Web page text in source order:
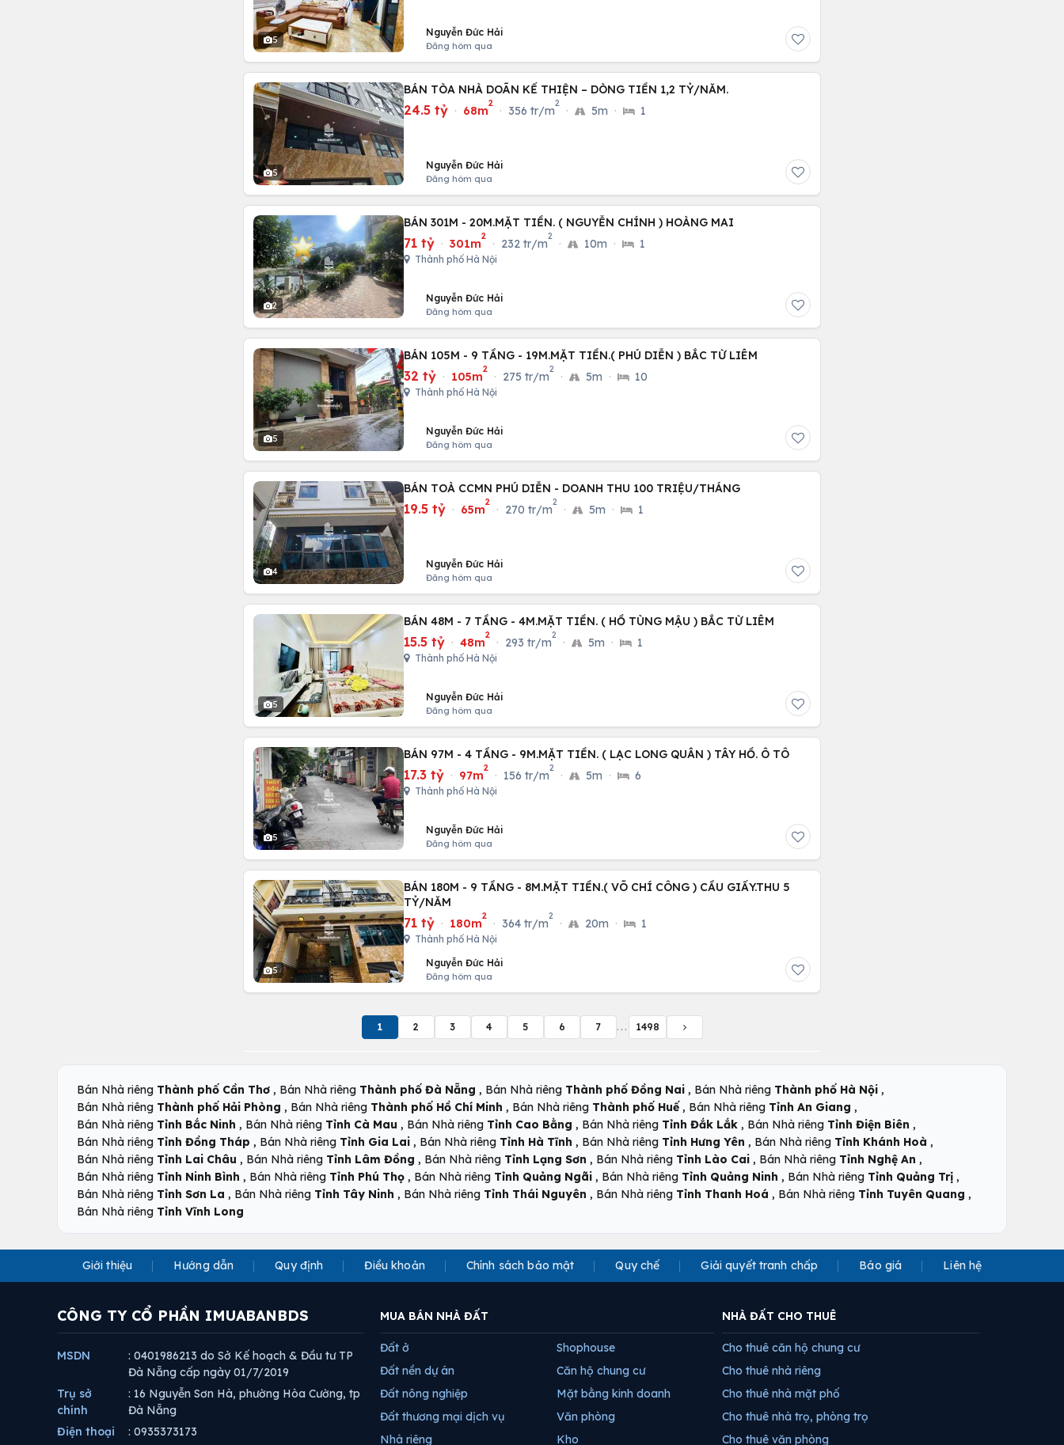
5
Nguyễn Đức Hải
Đăng hôm qua
5
BÁN TÒA NHÀ DOÃN KẾ THIỆN – DÒNG TIỀN 1,2 TỶ/NĂM.
24.5 tỷ · 68m
2
· 356 tr/m
2
· 5m · 1
Nguyễn Đức Hải
Đăng hôm qua
2
BÁN 301M - 20M.MẶT TIỀN. ( NGUYỄN CHÍNH ) HOÀNG MAI
71 tỷ · 301m
2
· 232 tr/m
2
· 10m · 1
Thành phố Hà Nội
Nguyễn Đức Hải
Đăng hôm qua
5
BÁN 105M - 9 TẦNG - 19M.MẶT TIỀN.( PHÚ DIỄN ) BẮC TỪ LIÊM
32 tỷ · 105m
2
· 275 tr/m
2
· 5m · 10
Thành phố Hà Nội
Nguyễn Đức Hải
Đăng hôm qua
4
BÁN TOÀ CCMN PHÚ DIỄN - DOANH THU 100 TRIỆU/THÁNG
19.5 tỷ · 65m
2
· 270 tr/m
2
· 5m · 1
Nguyễn Đức Hải
Đăng hôm qua
5
BÁN 48M - 7 TẦNG - 4M.MẶT TIỀN. ( HỒ TÙNG MẬU ) BẮC TỪ LIÊM
15.5 tỷ · 48m
2
· 293 tr/m
2
· 5m · 1
Thành phố Hà Nội
Nguyễn Đức Hải
Đăng hôm qua
5
BÁN 97M - 4 TẦNG - 9M.MẶT TIỀN. ( LẠC LONG QUÂN ) TÂY HỒ. Ô TÔ
17.3 tỷ · 97m
2
· 156 tr/m
2
· 5m · 6
Thành phố Hà Nội
Nguyễn Đức Hải
Đăng hôm qua
5
BÁN 180M - 9 TẦNG - 8M.MẶT TIỀN.( VÕ CHÍ CÔNG ) CẦU GIẤY.THU 5
TỶ/NĂM
71 tỷ · 180m
2
· 364 tr/m
2
· 20m · 1
Thành phố Hà Nội
Nguyễn Đức Hải
Đăng hôm qua
1 2 3 4 5 6 7 ... 1498
Bán Nhà riêng Thành phố Cần Thơ , Bán Nhà riêng Thành phố Đà Nẵng , Bán Nhà riêng Thành phố Đồng Nai , Bán Nhà riêng Thành phố Hà Nội ,
Bán Nhà riêng Thành phố Hải Phòng , Bán Nhà riêng Thành phố Hồ Chí Minh , Bán Nhà riêng Thành phố Huế , Bán Nhà riêng Tỉnh An Giang ,
Bán Nhà riêng Tỉnh Bắc Ninh , Bán Nhà riêng Tỉnh Cà Mau , Bán Nhà riêng Tỉnh Cao Bằng , Bán Nhà riêng Tỉnh Đắk Lắk , Bán Nhà riêng Tỉnh Điện Biên ,
Bán Nhà riêng Tỉnh Đồng Tháp , Bán Nhà riêng Tỉnh Gia Lai , Bán Nhà riêng Tỉnh Hà Tĩnh , Bán Nhà riêng Tỉnh Hưng Yên , Bán Nhà riêng Tỉnh Khánh Hoà ,
Bán Nhà riêng Tỉnh Lai Châu , Bán Nhà riêng Tỉnh Lâm Đồng , Bán Nhà riêng Tỉnh Lạng Sơn , Bán Nhà riêng Tỉnh Lào Cai , Bán Nhà riêng Tỉnh Nghệ An ,
Bán Nhà riêng Tỉnh Ninh Bình , Bán Nhà riêng Tỉnh Phú Thọ , Bán Nhà riêng Tỉnh Quảng Ngãi , Bán Nhà riêng Tỉnh Quảng Ninh , Bán Nhà riêng Tỉnh Quảng Trị ,
Bán Nhà riêng Tỉnh Sơn La , Bán Nhà riêng Tỉnh Tây Ninh , Bán Nhà riêng Tỉnh Thái Nguyên , Bán Nhà riêng Tỉnh Thanh Hoá , Bán Nhà riêng Tỉnh Tuyên Quang ,
Bán Nhà riêng Tỉnh Vĩnh Long
Giới thiệu Hướng dẫn Quy định Điều khoản Chính sách bảo mật Quy chế Giải quyết tranh chấp Báo giá Liên hệ
CÔNG TY CỔ PHẦN IMUABANBDS
MSDN
: 0401986213 do Sở Kế hoạch & Đầu tư TP
Đà Nẵng cấp ngày 01/7/2019
Trụ sở
chính
: 16 Nguyễn Sơn Hà, phường Hòa Cường, tp
Đà Nẵng
Điện thoại
: 0935373173
MUA BÁN NHÀ ĐẤT
Đất ở
Đất nền dự án
Đất nông nghiệp
Đất thương mại dịch vụ
Nhà riêng
Shophouse
Căn hộ chung cư
Mặt bằng kinh doanh
Văn phòng
Kho
NHÀ ĐẤT CHO THUÊ
Cho thuê căn hộ chung cư
Cho thuê nhà riêng
Cho thuê nhà mặt phố
Cho thuê nhà trọ, phòng trọ
Cho thuê văn phòng